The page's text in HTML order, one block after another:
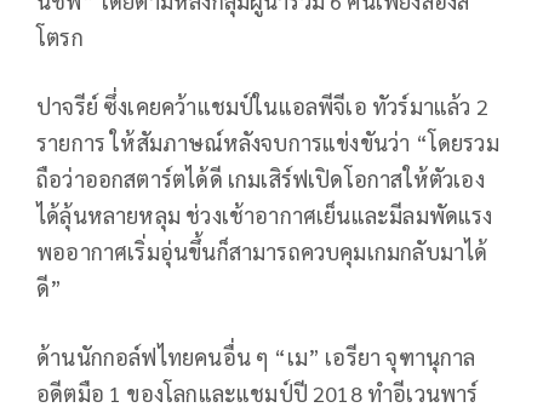
โตรก
ปาจรีย์ ซึ่งเคยคว้าแชมป์ในแอลพีจีเอ ทัวร์มาแล้ว 2
รายการ ให้สัมภาษณ์หลังจบการแข่งขันว่า “โดยรวม
ถือว่าออกสตาร์ตได้ดี เกมเสิร์ฟเปิดโอกาสให้ตัวเอง
ได้ลุ้นหลายหลุม ช่วงเช้าอากาศเย็นและมีลมพัดแรง
พออากาศเริ่มอุ่นขึ้นก็สามารถควบคุมเกมกลับมาได้
ดี”
ด้านนักกอล์ฟไทยคนอื่น ๆ “เม” เอรียา จุฑานุกาล
อดีตมือ 1 ของโลกและแชมป์ปี 2018 ทำอีเวนพาร์